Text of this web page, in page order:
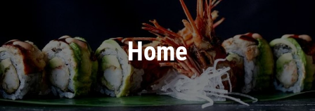
Home